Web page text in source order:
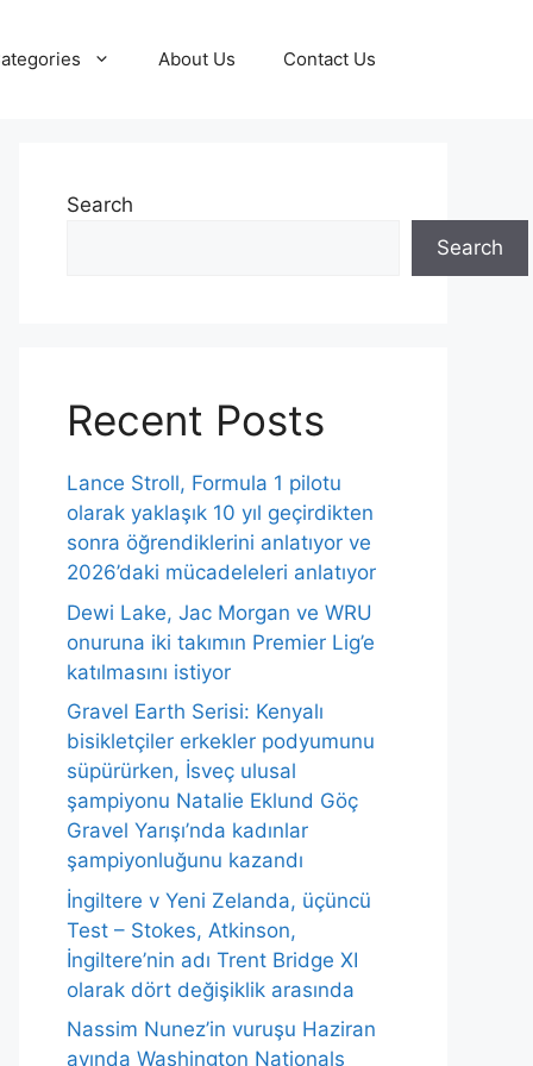
About Us Contact Us
Search
Search
Recent Posts
Lance Stroll, Formula 1 pilotu
olarak yaklaşık 10 yıl geçirdikten
sonra öğrendiklerini anlatıyor ve
2026’daki mücadeleleri anlatıyor
Dewi Lake, Jac Morgan ve WRU
onuruna iki takımın Premier Lig’e
katılmasını istiyor
Gravel Earth Serisi: Kenyalı
bisikletçiler erkekler podyumunu
süpürürken, İsveç ulusal
şampiyonu Natalie Eklund Göç
Gravel Yarışı’nda kadınlar
şampiyonluğunu kazandı
İngiltere v Yeni Zelanda, üçüncü
Test – Stokes, Atkinson,
İngiltere’nin adı Trent Bridge XI
olarak dört değişiklik arasında
Nassim Nunez’in vuruşu Haziran
ayında Washington Nationals